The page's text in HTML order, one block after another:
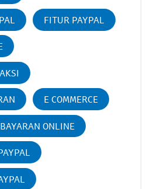
FITUR PAYPAL
E COMMERCE
ONLINE